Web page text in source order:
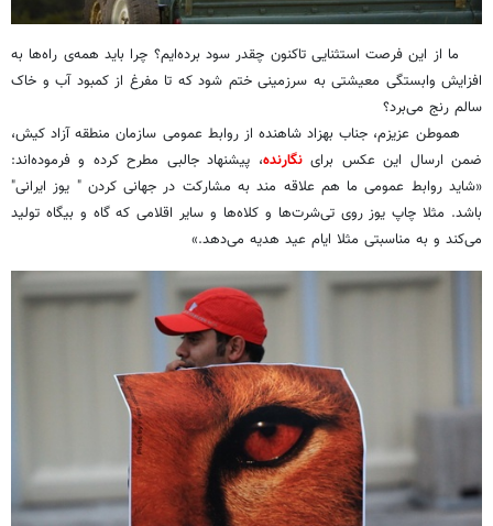
ما از این فرصت استثنایی تاکنون چقدر سود برده‌ایم؟ چرا باید همه‌ی راه‌ها به
افزایش وابستگی معیشتی به سرزمینی ختم شود که تا مفرغ از کمبود آب و خاک
سالم رنج می‌برد؟
هموطن عزیزم، جناب بهزاد شاهنده از روابط عمومی سازمان منطقه آزاد کیش،
ضمن ارسال این عکس براینگارنده، پیشنهاد جالبی مطرح کرده و فرموده‌اند:
«شاید روابط عمومی ما هم علاقه مند به مشارکت در جهانی کردن " یوز ایرانی"
باشد. مثلا چاپ یوز روی تی‌شرت‌ها و کلاه‌ها و سایر اقلامی که گاه و بیگاه تولید
می‌کند و به مناسبتی مثلا ایام عید هدیه می‌دهد.»